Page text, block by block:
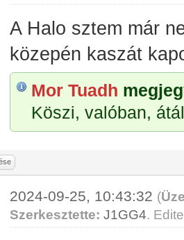
A Halo sztem már
közepén kaszát
Mor Tuadh
Köszi, valóban,
2024-09-25, 10:43:32 (
Szerkesztette: J1GG4.